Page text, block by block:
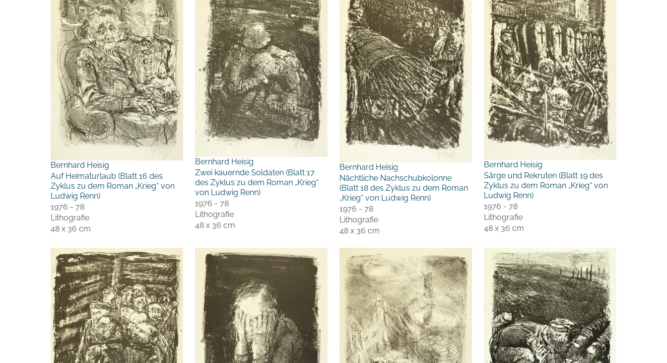
Bernhard Heisig
Auf Heimaturlaub (Blatt 16 des
Zyklus zu dem Roman „Krieg“ von
Ludwig Renn)
1976 - 78
Lithografie
48 x 36 cm
Bernhard Heisig
Zwei kauernde Soldaten (Blatt 17
des Zyklus zu dem Roman „Krieg“
von Ludwig Renn)
1976 - 78
Lithografie
48 x 36 cm
Bernhard Heisig
Nächtliche Nachschubkolonne
(Blatt 18 des Zyklus zu dem Roman
„Krieg“ von Ludwig Renn)
1976 - 78
Lithografie
48 x 36 cm
Bernhard Heisig
Särge und Rekruten (Blatt 19 des
Zyklus zu dem Roman „Krieg“ von
Ludwig Renn)
1976 - 78
Lithografie
48 x 36 cm